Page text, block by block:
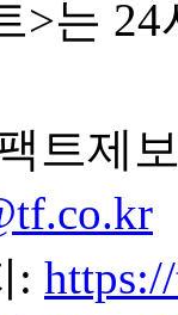
>는
트제
: